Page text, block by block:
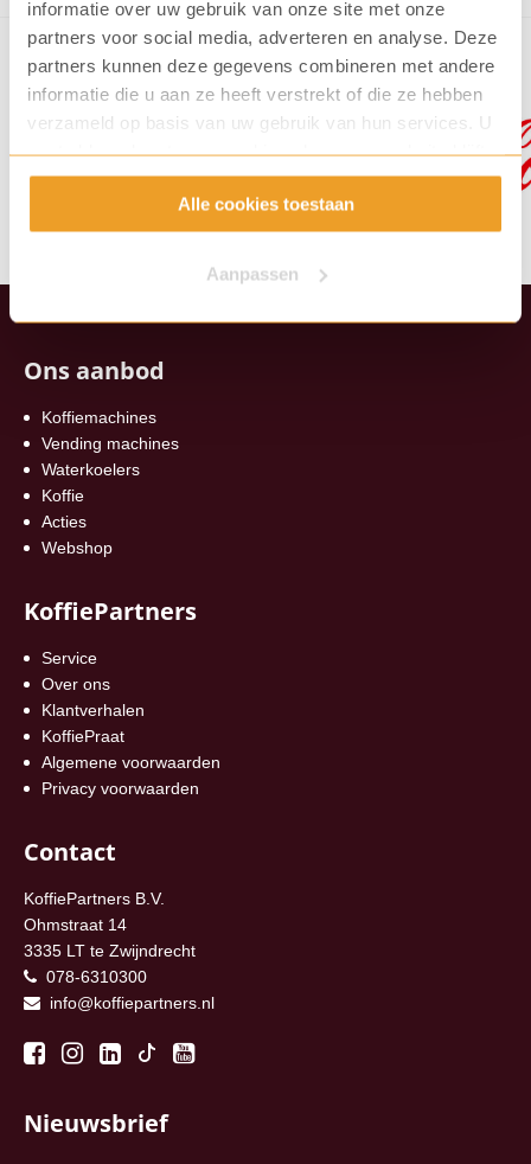
informatie over uw gebruik van onze site met onze
partners voor social media, adverteren en analyse. Deze
partners kunnen deze gegevens combineren met andere
informatie die u aan ze heeft verstrekt of die ze hebben
verzameld op basis van uw gebruik van hun services. U
gaat akkoord met onze cookies als u onze website blijft
gebruiken.
Alle cookies toestaan
Aanpassen
Ons aanbod
Koffiemachines
Vending machines
Waterkoelers
Koffie
Acties
Webshop
KoffiePartners
Service
Over ons
Klantverhalen
KoffiePraat
Algemene voorwaarden
Privacy voorwaarden
Contact
KoffiePartners B.V.
Ohmstraat 14
3335 LT te Zwijndrecht
078-6310300
info@koffiepartners.nl
Nieuwsbrief